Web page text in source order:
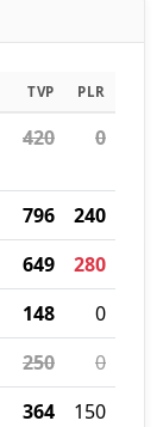
TVP PLR
420 0
796
240
649
280
148
0
250
0
364
150